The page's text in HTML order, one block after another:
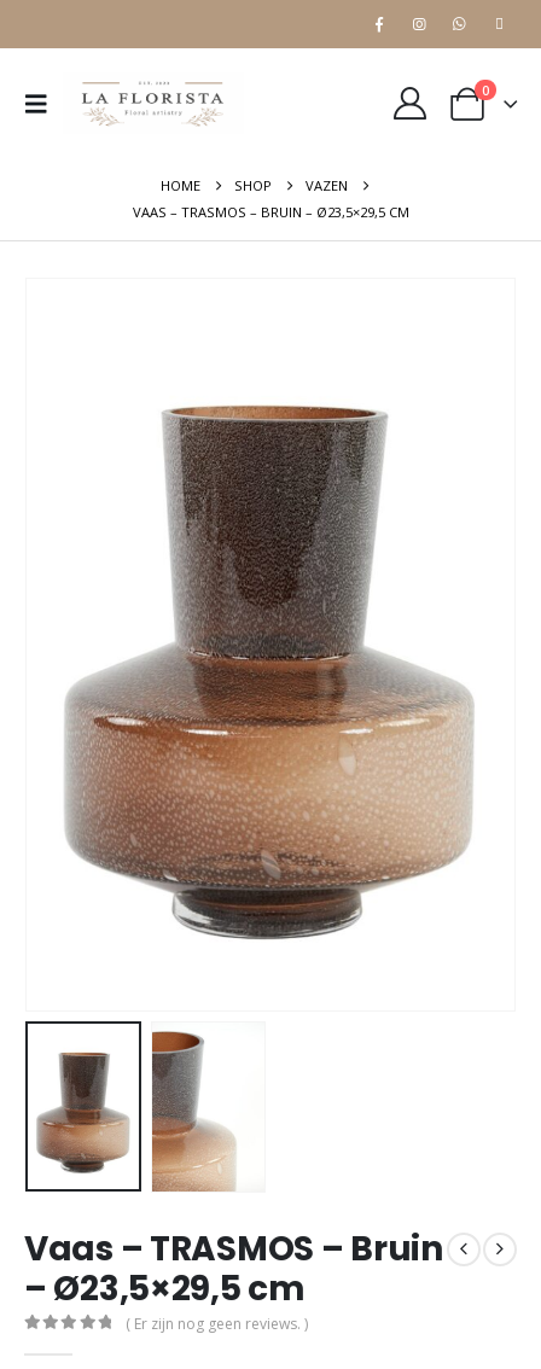
0
HOME SHOP
VAZEN
VAAS – TRASMOS – BRUIN – Ø23,5×29,5 CM
Vaas – TRASMOS – Bruin
– Ø23,5×29,5 cm
( Er zijn nog geen reviews. )